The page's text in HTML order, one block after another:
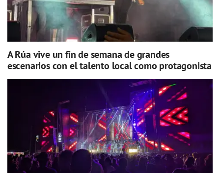
A Rúa vive un fin de semana de grandes
escenarios con el talento local como protagonista